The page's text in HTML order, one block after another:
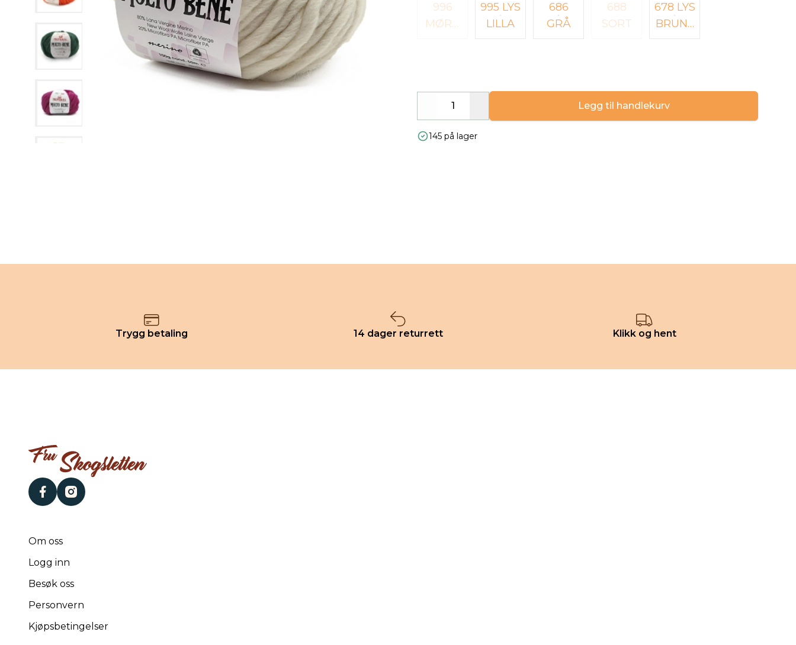
996
MØRK
995 LYS
LILLA
686
GRÅ
688
SORT
678 LYS
BRUN (
FARGE
STØVE
T ROSA
UT)
Decrease
Legg til handlekurv
145 på lager
Trygg betaling 14 dager returrett Klikk og hent
facebookinstagram
Om oss
Logg inn
Besøk oss
Personvern
Kjøpsbetingelser